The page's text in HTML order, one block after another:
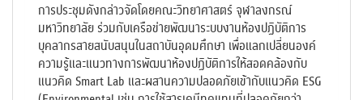
การประชุมดังกล่าวจัดโดยคณะวิทยาศาสตร์ จุฬาลงกรณ์
มหาวิทยาลัย ร่วมกับเครือข่ายพัฒนาระบบงานห้องปฏิบัติการ
บุคลากรสายสนับสนุนในสถาบันอุดมศึกษา เพื่อแลกเปลี่ยนองค์
ความรู้และแนวทางการพัฒนาห้องปฏิบัติการให้สอดคล้องกับ
แนวคิด Smart Lab และผสานความปลอดภัยเข้ากับแนวคิด ESG